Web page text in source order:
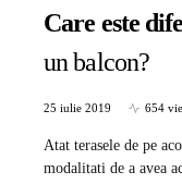
Care este
un balcon?
25 iulie 2019 654
Atat terasele de pe
modalitati de a avea